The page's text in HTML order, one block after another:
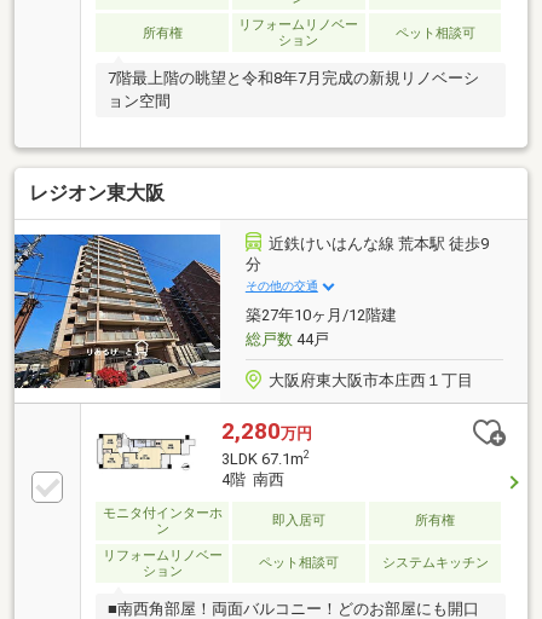
所有権
リフォームリノベー
ション
ペット相談可
7階最上階の眺望と令和8年7月完成の新規リノベーシ
ョン空間
レジオン東大阪
近鉄けいはんな線 荒本駅 徒歩9
分
その他の交通
築27年10ヶ月/12階建
総戸数44戸
大阪府東大阪市本庄西１丁目
2,280万円
3LDK 67.1m2
4階 南西
モニタ付インターホ
ン
即入居可 所有権
リフォームリノベー
ション
ペット相談可 システムキッチン
■南西角部屋！両面バルコニー！どのお部屋にも開口